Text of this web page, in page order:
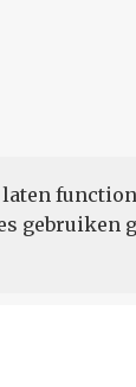
gebruiken